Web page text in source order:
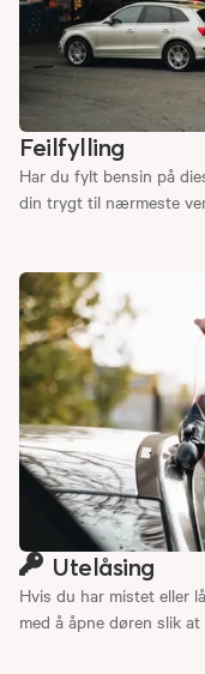
Feilfylling
Har du fylt bensin på
din trygt til nærmeste
Utelåsing
Hvis du har mistet eller
med å åpne døren slik